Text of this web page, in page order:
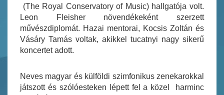
(The Royal Conservatory of Music) hallgatója volt.
Leon Fleisher növendékeként szerzett
művészdiplomát. Hazai mentorai, Kocsis Zoltán és
Vásáry Tamás voltak, akikkel tucatnyi nagy sikerű
koncertet adott.
Neves magyar és külföldi szimfonikus zenekarokkal
játszott és szólóesteken lépett fel a közel harminc